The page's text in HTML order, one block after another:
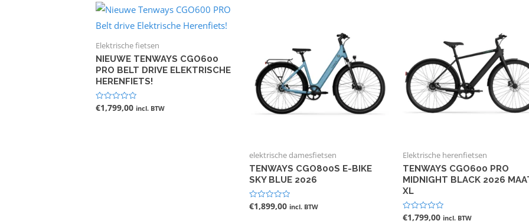
Elektrische fietsen
NIEUWE TENWAYS CGO600
PRO BELT DRIVE ELEKTRISCHE
HERENFIETS!
Gewaardeerd
€1,799,00 incl. BTW
elektrische damesfietsen
TENWAYS CGO800S E-BIKE
SKY BLUE 2026
Gewaardeerd
€1,899,00 incl. BTW
Elektrische herenfietsen
TENWAYS CGO600 PRO
MIDNIGHT BLACK 2026
XL
Gewaardeerd
€1,799,00 incl. BTW